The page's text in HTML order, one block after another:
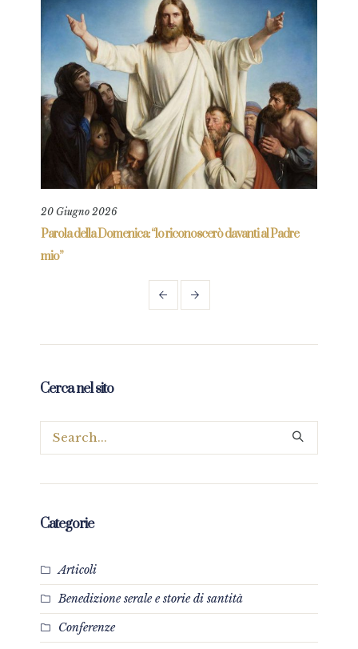
20 Giugno 2026
Parola della Domenica: “lo riconoscerò davanti al Padre
mio”
Cerca nel sito
Categorie
Articoli
Benedizione serale e storie di santità
Conferenze